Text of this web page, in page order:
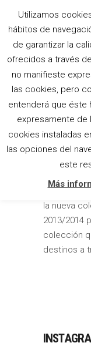
TAG
JOYCA
OTOÑO-
by
23 octubre,
El equipo
junto con
Lunes a
la nueva
2013/2014
colección
destinos a
Utilizamos
hábitos de
de garantizar la
ofrecidos a través
no manifieste
las cookies, pero
entenderá que éste
expresamente de
cookies instaladas
las opciones del
este
Más